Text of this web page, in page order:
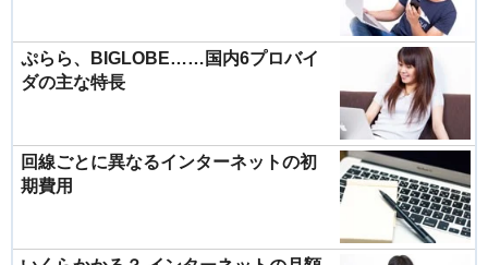
ぷらら、BIGLOBE……国内6プロバイ
ダの主な特長
回線ごとに異なるインターネットの初
期費用